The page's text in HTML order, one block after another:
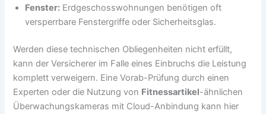
Fenster: Erdgeschosswohnungen benötigen oft
versperrbare Fenstergriffe oder Sicherheitsglas.
Werden diese technischen Obliegenheiten nicht erfüllt,
kann der Versicherer im Falle eines Einbruchs die Leistung
komplett verweigern. Eine Vorab-Prüfung durch einen
Experten oder die Nutzung von Fitnessartikel-ähnlichen
Überwachungskameras mit Cloud-Anbindung kann hier